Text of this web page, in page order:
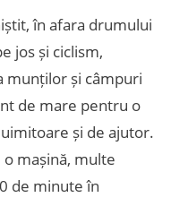
în afara drumului
jos și ciclism,
munților și câmpuri
de mare pentru o
și de ajutor.
o mașină, multe
de minute în